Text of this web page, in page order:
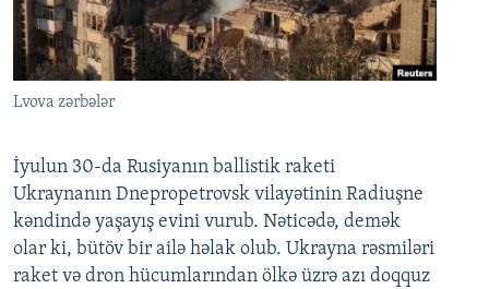
Lvova zərbələr
İyulun 30-da Rusiyanın ballistik raketi
Ukraynanın Dnepropetrovsk vilayətinin Radiuşne
kəndində yaşayış evini vurub. Nəticədə, demək
olar ki, bütöv bir ailə həlak olub. Ukrayna rəsmiləri
raket və dron hücumlarından ölkə üzrə azı doqquz